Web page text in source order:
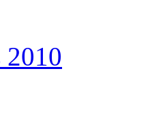
2010